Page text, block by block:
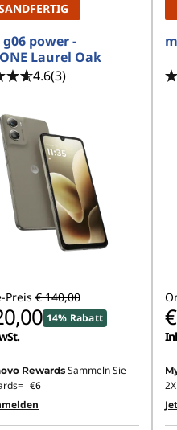
power -
Laurel Oak
4.6(3)
Preis € 140,00
14% Rabatt
Rewards Sammeln Sie
€6